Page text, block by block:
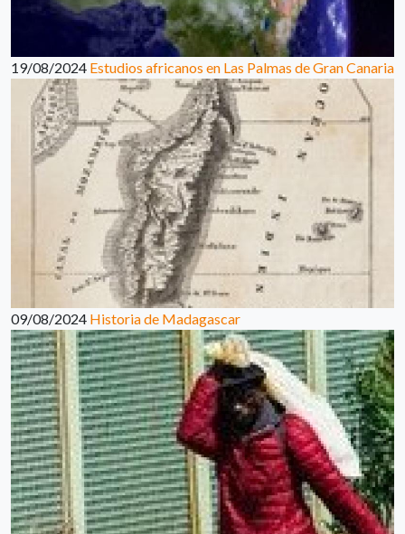
19/08/2024 Estudios africanos en Las Palmas de Gran Canaria
09/08/2024 Historia de Madagascar